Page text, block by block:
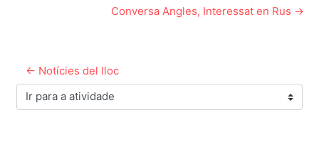
Conversa Angles, Interessat en Rus →
← Notícies del lloc
Ir para a atividade